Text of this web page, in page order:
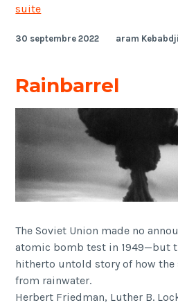
suiteJoe-
30 septembre 2022 aram
Rainbarrel
The Soviet Union made no
atomic bomb test in 1949—but
hitherto untold story of how the
from rainwater.
Herbert Friedman, Luther B.